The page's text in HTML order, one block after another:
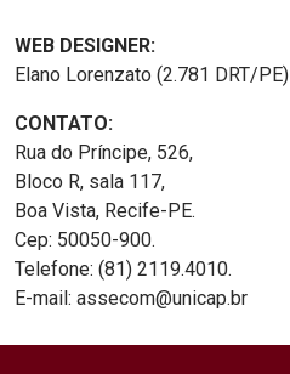
WEB DESIGNER:
Elano Lorenzato (2.781 DRT/PE)
CONTATO:
Rua do Príncipe, 526,
Bloco R, sala 117,
Boa Vista, Recife-PE.
Cep: 50050-900.
Telefone: (81) 2119.4010.
E-mail: assecom@unicap.br